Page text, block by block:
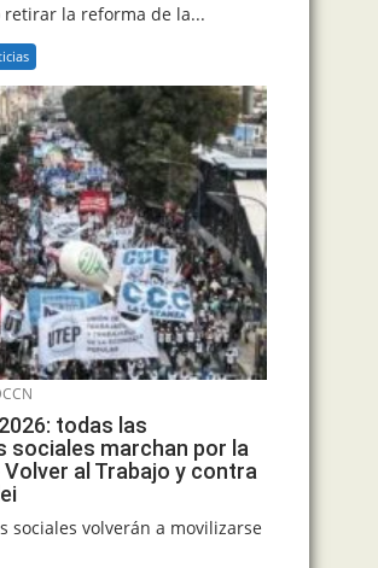
retirar la reforma de la...
todas las
sociales marchan por la
al Trabajo y contra
sociales volverán a movilizarse